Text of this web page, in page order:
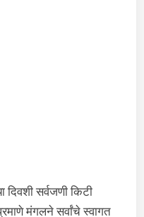
दिवशी सर्वजणी किटी
मंगलने सर्वांचे स्वागत